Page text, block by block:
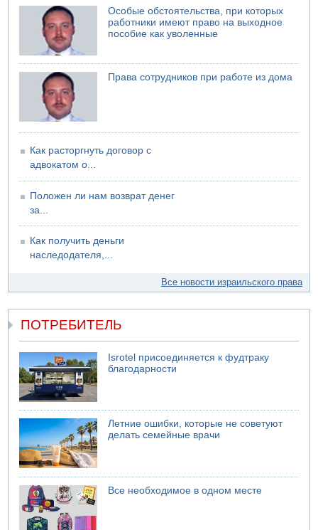
Особые обстоятельства, при которых
работники имеют право на выходное
пособие как уволенные
Права сотрудников при работе из дома
Как расторгнуть договор с
адвокатом о...
Положен ли нам возврат денег
за...
Как получить деньги
наследодателя,...
Все новости израильского права
ПОТРЕБИТЕЛЬ
Isrotel присоединяется к фудтраку
благодарности
Летние ошибки, которые не советуют
делать семейные врачи
Все необходимое в одном месте